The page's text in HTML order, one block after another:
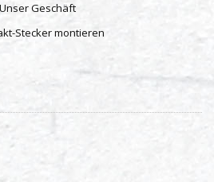
Geschäft
Stecker montieren